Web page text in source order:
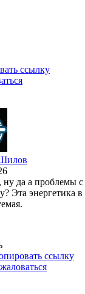
ссылку
ну да а проблемы
Эта энергетика
ссылку